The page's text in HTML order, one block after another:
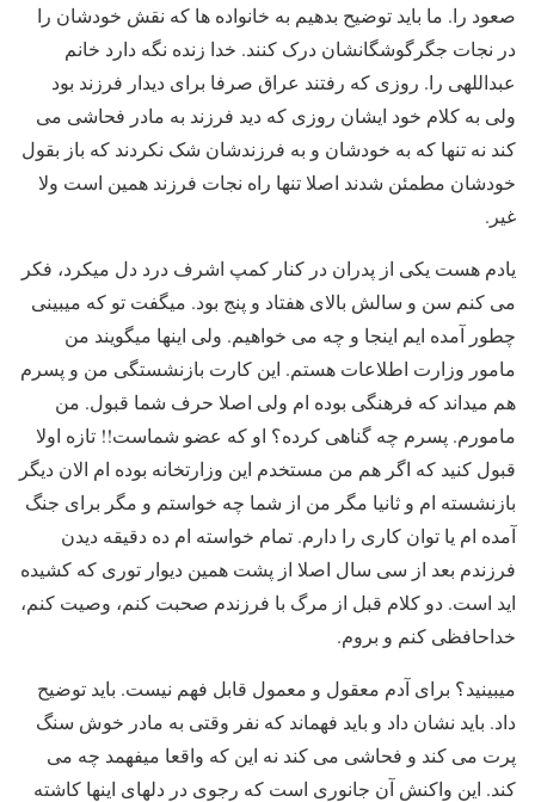
صعود را. ما باید توضیح بدهیم به خانواده ها که نقش خودشان را
در نجات جگرگوشگانشان درک کنند. خدا زنده نگه دارد خانم
عبداللهی را. روزی که رفتند عراق صرفا برای دیدار فرزند بود
ولی به کلام خود ایشان روزی که دید فرزند به مادر فحاشی می
کند نه تنها که به خودشان و به فرزندشان شک نکردند که باز بقول
خودشان مطمئن شدند اصلا تنها راه نجات فرزند همین است ولا
غیر.
یادم هست یکی از پدران در کنار کمپ اشرف درد دل میکرد، فکر
می کنم سن و سالش بالای هفتاد و پنج بود. میگفت تو که میبینی
چطور آمده ایم اینجا و چه می خواهیم. ولی اینها میگویند من
مامور وزارت اطلاعات هستم. این کارت بازنشستگی من و پسرم
هم میداند که فرهنگی بوده ام ولی اصلا حرف شما قبول. من
مامورم. پسرم چه گناهی کرده؟ او که عضو شماست!! تازه اولا
قبول کنید که اگر هم من مستخدم این وزارتخانه بوده ام الان دیگر
بازنشسته ام و ثانیا مگر من از شما چه خواستم و مگر برای جنگ
آمده ام یا توان کاری را دارم. تمام خواسته ام ده دقیقه دیدن
فرزندم بعد از سی سال اصلا از پشت همین دیوار توری که کشیده
اید است. دو کلام قبل از مرگ با فرزندم صحبت کنم، وصیت کنم،
خداحافظی کنم و بروم.
میبینید؟ برای آدم معقول و معمول قابل فهم نیست. باید توضیح
داد. باید نشان داد و باید فهماند که نفر وقتی به مادر خوش سنگ
پرت می کند و فحاشی می کند نه این که واقعا میفهمد چه می
کند. این واکنش آن جانوری است که رجوی در دلهای اینها کاشته